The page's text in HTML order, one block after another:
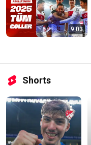
9:03
Shorts